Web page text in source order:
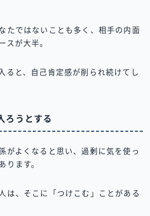
たではないことも多く、相手の内面
スが大半。
ると、自己肯定感が削られ続けてし
ろうとする
がよくなると思い、過剰に気を使っ
ります。
は、そこに「つけこむ」ことがある